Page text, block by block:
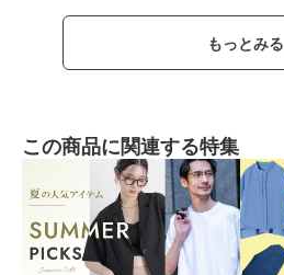
もっとみる
この商品に関連する特集